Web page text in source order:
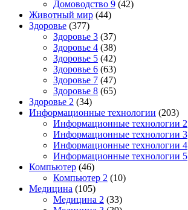
Домоводство 9 (42)
Животный мир (44)
Здоровье (377)
Здоровье 3 (37)
Здоровье 4 (38)
Здоровье 5 (42)
Здоровье 6 (63)
Здоровье 7 (47)
Здоровье 8 (65)
Здоровье 2 (34)
Информационные технологии (203)
Информационные технологии 2
Информационные технологии 3
Информационные технологии 4
Информационные технологии 5
Компьютер (46)
Компьютер 2 (10)
Медицина (105)
Медицина 2 (33)